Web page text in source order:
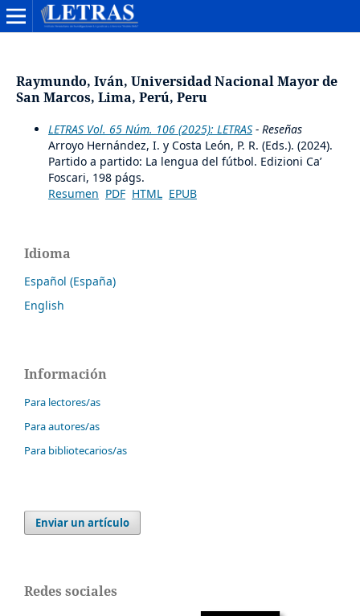
Raymundo, Iván, Universidad Nacional Mayor de
San Marcos, Lima, Perú, Peru
LETRAS Vol. 65 Núm. 106 (2025): LETRAS- Reseñas
Arroyo Hernández, I. y Costa León, P. R. (Eds.). (2024).
Partido a partido: La lengua del fútbol. Edizioni Ca’
Foscari, 198 págs.
Resumen PDF HTML EPUB
Idioma
Español (España)
English
Información
Para lectores/as
Para autores/as
Para bibliotecarios/as
Enviar un artículo
Redes sociales